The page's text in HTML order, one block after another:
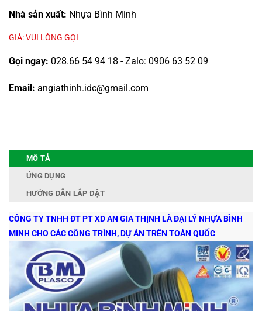
Nhà sản xuất: Nhựa Bình Minh
GIÁ: VUI LÒNG GỌI
Gọi ngay: 028.66 54 94 18 - Zalo: 0906 63 52 09
Email: angiathinh.idc@gmail.com
MÔ TẢ
ỨNG DỤNG
HƯỚNG DẪN LẮP ĐẶT
CÔNG TY TNHH ĐT PT XD AN GIA THỊNH LÀ ĐẠI LÝ NHỰA BÌNH
MINH CHO CÁC CÔNG TRÌNH, DỰ ÁN TRÊN TOÀN QUỐC